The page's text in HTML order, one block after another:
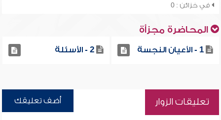
في خزائن : 0
المحاضرة مجزأة
1 - الأعيان النجسة 2 - الأسئلة
تعليقات الزوار أضف تعليقك